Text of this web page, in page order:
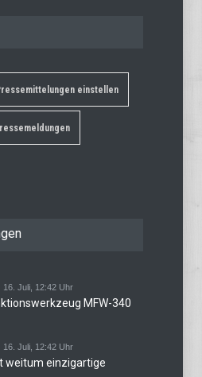
einstellen
16. Juli, 12:42 Uhr
MFW-340
16. Juli, 12:42 Uhr
weitum einzigartige